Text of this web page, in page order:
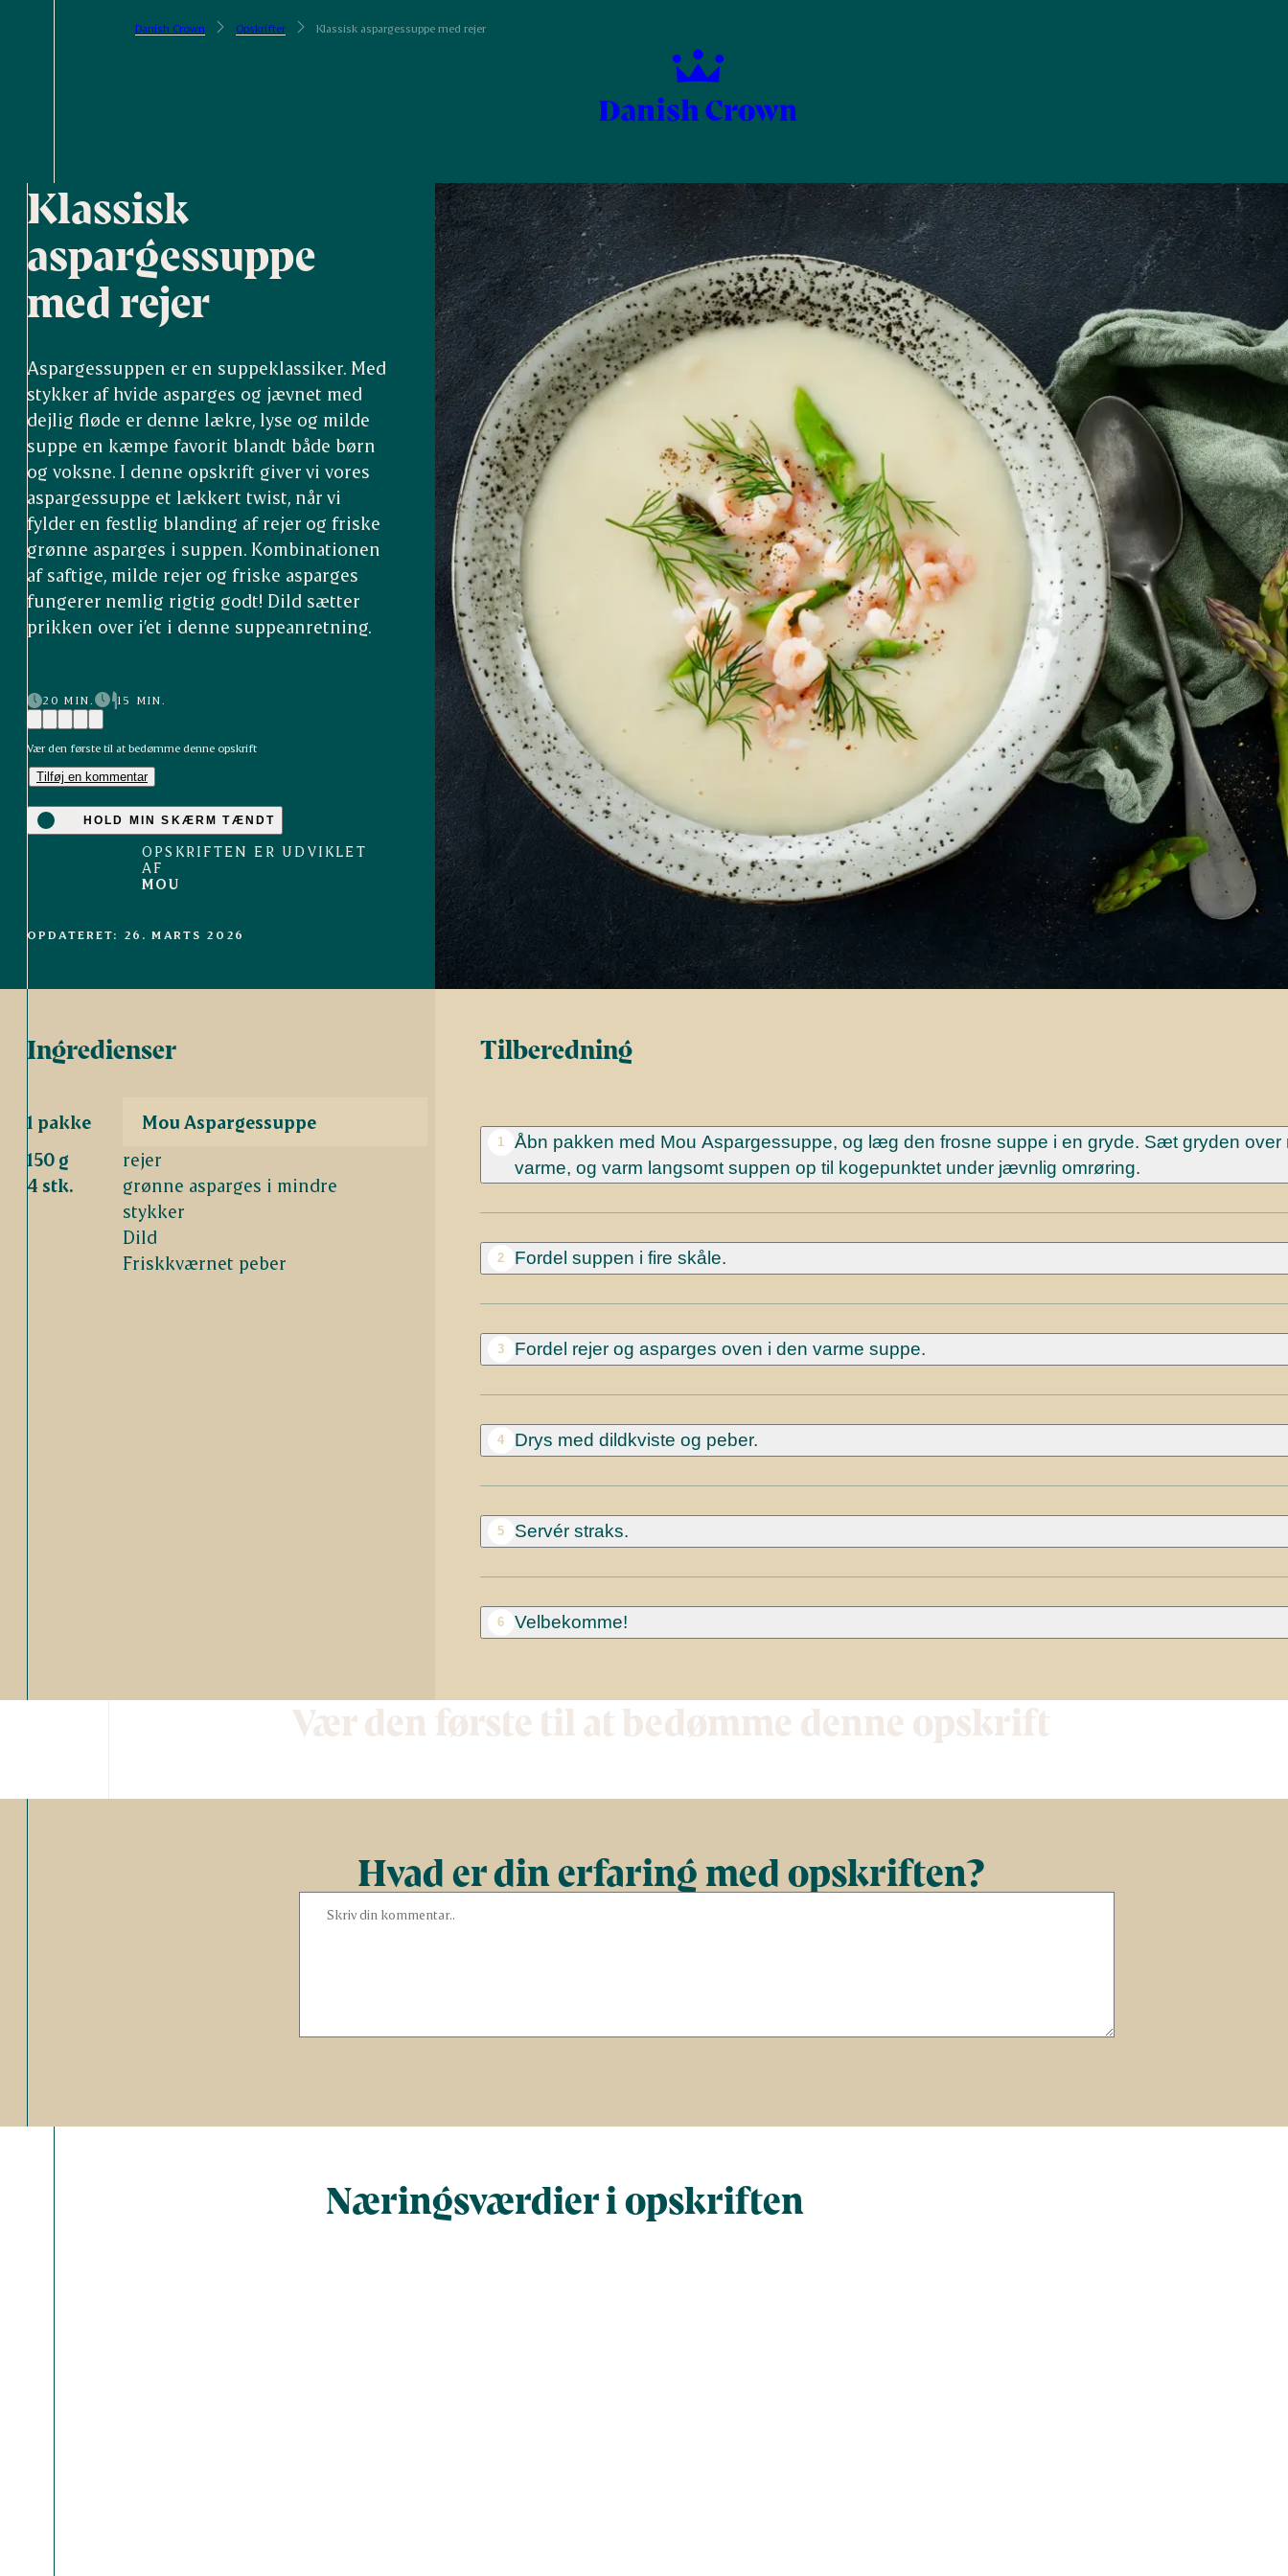
Danish Crown Opskrifter Klassisk aspargessuppe med rejer
Klassisk
aspargessuppe
med rejer
Aspargessuppen er en suppeklassiker. Med
stykker af hvide asparges og jævnet med
dejlig fløde er denne lækre, lyse og milde
suppe en kæmpe favorit blandt både børn
og voksne. I denne opskrift giver vi vores
aspargessuppe et lækkert twist, når vi
fylder en festlig blanding af rejer og friske
grønne asparges i suppen. Kombinationen
af saftige, milde rejer og friske asparges
fungerer nemlig rigtig godt! Dild sætter
prikken over i’et i denne suppeanretning.
20 MIN. 15 MIN.
Vær den første til at bedømme denne opskrift
Tilføj en kommentar
HOLD MIN SKÆRM TÆNDT
OPSKRIFTEN ER UDVIKLET
AF
MOU
OPDATERET: 26. MARTS 2026
Ingredienser
1 pakke
Mou Aspargessuppe
150 g
rejer
4 stk.
grønne asparges i mindre
stykker
Dild
Friskkværnet peber
Tilberedning
1 Åbn pakken med Mou Aspargessuppe, og læg den frosne suppe i en gryde. Sæt gryden over
varme, og varm langsomt suppen op til kogepunktet under jævnlig omrøring.
2 Fordel suppen i fire skåle.
3 Fordel rejer og asparges oven i den varme suppe.
4 Drys med dildkviste og peber.
5 Servér straks.
6 Velbekomme!
Vær den første til at bedømme denne opskrift
Hvad er din erfaring med opskriften?
Næringsværdier i opskriften